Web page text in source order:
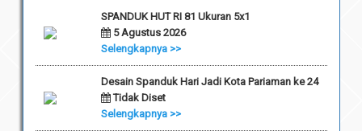
SPANDUK HUT RI 81 Ukuran 5x1
5 Agustus 2026
Selengkapnya >>
Desain Spanduk Hari Jadi Kota Pariaman ke 24
Tidak Diset
Selengkapnya >>